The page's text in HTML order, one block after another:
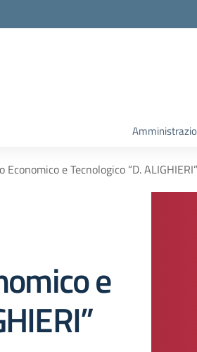
e Tecnologico “D. ALIGHIERI”
e